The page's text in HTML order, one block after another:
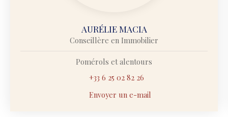
AURÉLIE MACIA
Conseillère en Immobilier
Pomérols et alentours
+33 6 25 02 82 26
Envoyer un e-mail